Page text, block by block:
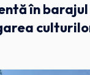
în